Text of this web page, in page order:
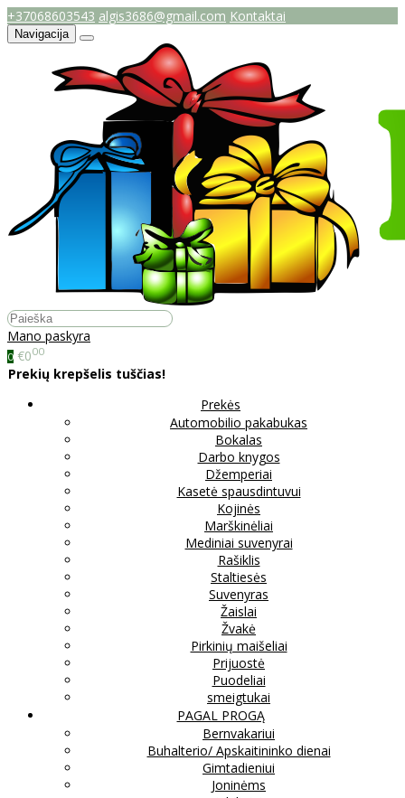
+37068603543 algis3686@gmail.com Kontaktai
Navigacija
Mano paskyra
0 €000
Prekių krepšelis tuščias!
Prekės
Automobilio pakabukas
Bokalas
Darbo knygos
Džemperiai
Kasetė spausdintuvui
Kojinės
Marškinėliai
Mediniai suvenyrai
Rašiklis
Staltiesės
Suvenyras
Žaislai
Žvakė
Pirkinių maišeliai
Prijuostė
Puodeliai
smeigtukai
PAGAL PROGĄ
Bernvakariui
Buhalterio/ Apskaitininko dienai
Gimtadieniui
Joninėms